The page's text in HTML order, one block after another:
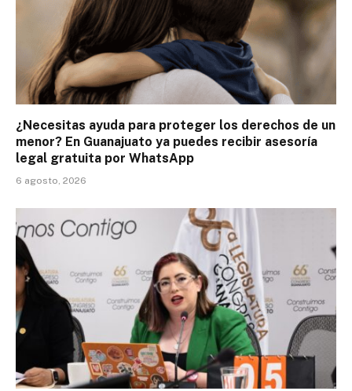
¿Necesitas ayuda para proteger los derechos de un
menor? En Guanajuato ya puedes recibir asesoría
legal gratuita por WhatsApp
6 agosto, 2026